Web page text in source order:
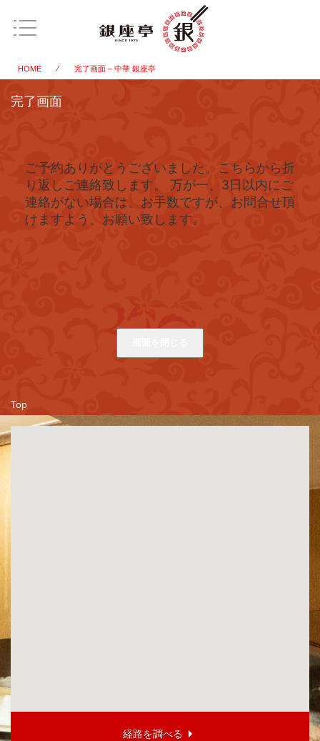
HOME ⁄ 完了画面 – 中華 銀座亭
完了画面
ご予約ありがとうございました。こちらから折
り返しご連絡致します。 万が一、3日以内にご
連絡がない場合は、お手数ですが、お問合せ頂
けますよう、お願い致します。
Top
経路を調べる